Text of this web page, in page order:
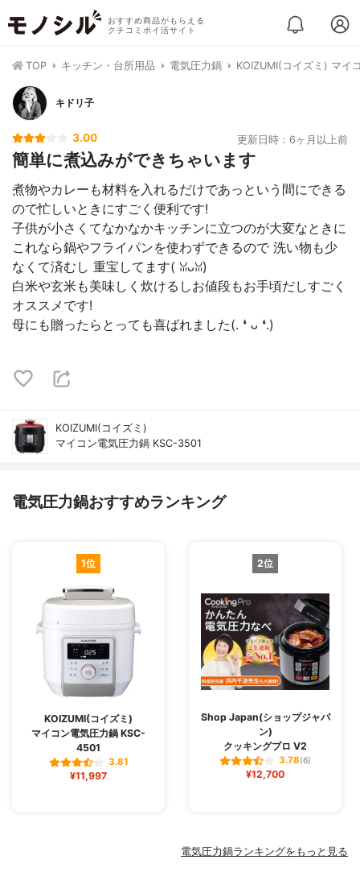
おすすめ商品がもらえる
クチコミポイ活サイト
TOP キッチン・台所用品 電気圧力鍋 KOIZUMI(コイズミ) マイ
キドリ子
3.00 更新日時：6ヶ月以上前
簡単に煮込みができちゃいます
煮物やカレーも材料を入れるだけであっという間にできる
ので忙しいときにすごく便利です!
子供が小さくてなかなかキッチンに立つのが大変なときに
これなら鍋やフライパンを使わずできるので 洗い物も少
なくて済むし 重宝してます( ꈍᴗꈍ)
白米や玄米も美味しく炊けるしお値段もお手頃だしすごく
オススメです!
母にも贈ったらとっても喜ばれました(. ❛ ᴗ ❛.)
KOIZUMI(コイズミ)
マイコン電気圧力鍋 KSC-3501
電気圧力鍋おすすめランキング
1位
KOIZUMI(コイズミ)
マイコン電気圧力鍋 KSC-
4501
3.81
¥11,997
2位
Shop Japan(ショップジャパ
ン)
クッキングプロ V2
3.78(6)
¥12,700
電気圧力鍋ランキングをもっと見る